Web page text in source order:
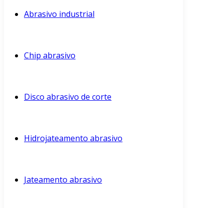
Abrasivo industrial
Chip abrasivo
Disco abrasivo de corte
Hidrojateamento abrasivo
Jateamento abrasivo